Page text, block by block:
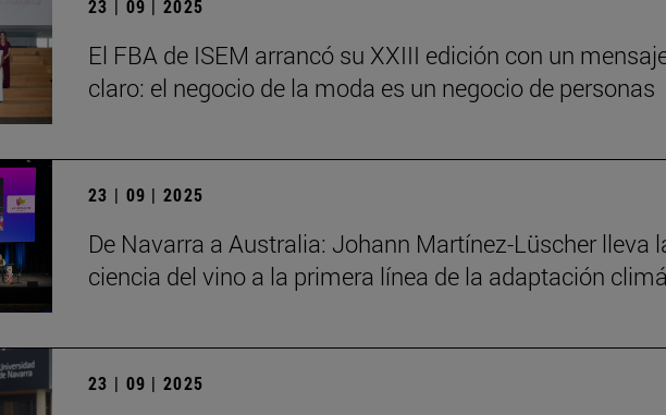
23 | 09 | 2025
El FBA de ISEM arrancó su XXIII edición con un
claro: el negocio de la moda es un negocio de personas
23 | 09 | 2025
De Navarra a Australia: Johann Martínez-Lüscher lleva
ciencia del vino a la primera línea de la adaptación
23 | 09 | 2025